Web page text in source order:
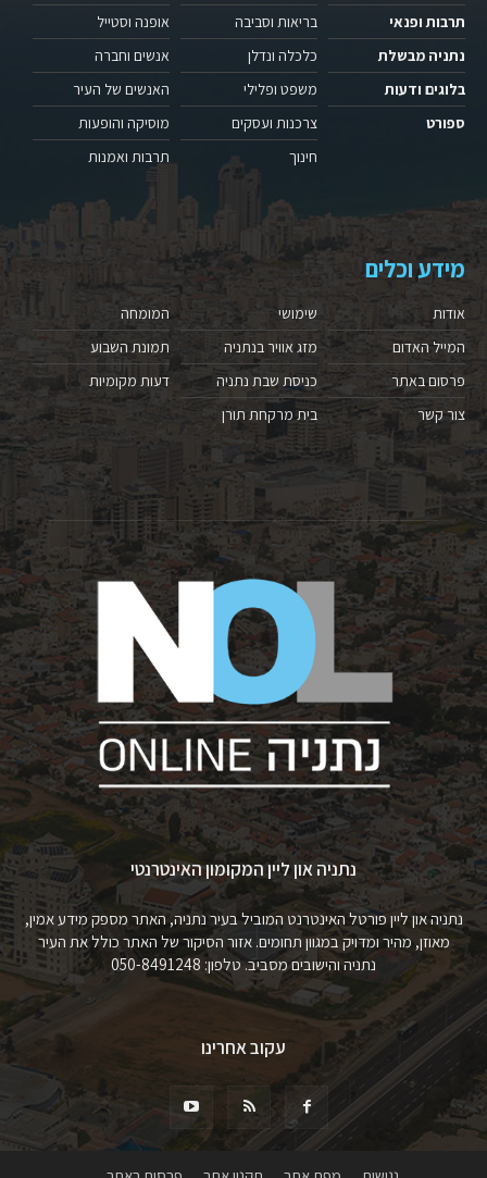
תרבות ופנאי
נתניה מבשלת
בלוגים ודעות
ספורט
בריאות וסביבה
כלכלה ונדלן
משפט ופלילי
צרכנות ועסקים
חינוך
אופנה וסטייל
אנשים וחברה
האנשים של העיר
מוסיקה והופעות
תרבות ואמנות
מידע וכלים
אודות
המייל האדום
פרסום באתר
צור קשר
שימושי
מזג אוויר בנתניה
כניסת שבת נתניה
בית מרקחת תורן
המומחה
תמונת השבוע
דעות מקומיות
נתניה און ליין המקומון האינטרנטי
נתניה און ליין פורטל האינטרנט המוביל בעיר נתניה, האתר מספק מידע אמין,
מאוזן, מהיר ומדויק במגוון תחומים. אזור הסיקור של האתר כולל את העיר
נתניה והישובים מסביב. טלפון: 050-8491248
עקוב אחרינו